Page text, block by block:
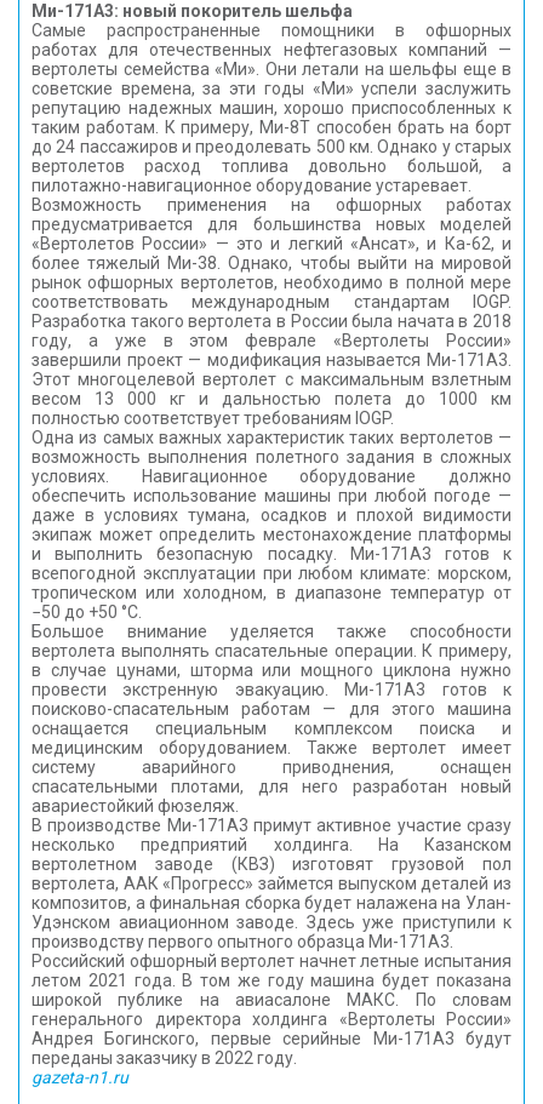
Ми-171А3: новый покоритель шельфа
Самые распространенные помощники в офшорных
работах для отечественных нефтегазовых компаний —
вертолеты семейства «Ми». Они летали на шельфы еще в
советские времена, за эти годы «Ми» успели заслужить
репутацию надежных машин, хорошо приспособленных к
таким работам. К примеру, Ми-8Т способен брать на борт
до 24 пассажиров и преодолевать 500 км. Однако у старых
вертолетов расход топлива довольно большой, а
пилотажно-навигационное оборудование устаревает.
Возможность применения на офшорных работах
предусматривается для большинства новых моделей
«Вертолетов России» — это и легкий «Ансат», и Ка-62, и
более тяжелый Ми-38. Однако, чтобы выйти на мировой
рынок офшорных вертолетов, необходимо в полной мере
соответствовать международным стандартам IOGP.
Разработка такого вертолета в России была начата в 2018
году, а уже в этом феврале «Вертолеты России»
завершили проект — модификация называется Ми-171А3.
Этот многоцелевой вертолет с максимальным взлетным
весом 13 000 кг и дальностью полета до 1000 км
полностью соответствует требованиям IOGP.
Одна из самых важных характеристик таких вертолетов —
возможность выполнения полетного задания в сложных
условиях. Навигационное оборудование должно
обеспечить использование машины при любой погоде —
даже в условиях тумана, осадков и плохой видимости
экипаж может определить местонахождение платформы
и выполнить безопасную посадку. Ми-171А3 готов к
всепогодной эксплуатации при любом климате: морском,
тропическом или холодном, в диапазоне температур от
−50 до +50 °С.
Большое внимание уделяется также способности
вертолета выполнять спасательные операции. К примеру,
в случае цунами, шторма или мощного циклона нужно
провести экстренную эвакуацию. Ми-171А3 готов к
поисково-спасательным работам — для этого машина
оснащается специальным комплексом поиска и
медицинским оборудованием. Также вертолет имеет
систему аварийного приводнения, оснащен
спасательными плотами, для него разработан новый
авариестойкий фюзеляж.
В производстве Ми-171А3 примут активное участие сразу
несколько предприятий холдинга. На Казанском
вертолетном заводе (КВЗ) изготовят грузовой пол
вертолета, ААК «Прогресс» займется выпуском деталей из
композитов, а финальная сборка будет налажена на Улан-
Удэнском авиационном заводе. Здесь уже приступили к
производству первого опытного образца Ми-171А3.
Российский офшорный вертолет начнет летные испытания
летом 2021 года. В том же году машина будет показана
широкой публике на авиасалоне МАКС. По словам
генерального директора холдинга «Вертолеты России»
Андрея Богинского, первые серийные Ми-171А3 будут
переданы заказчику в 2022 году.
gazeta-n1.ru